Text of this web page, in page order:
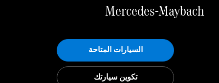
Mercedes-Maybach
السيارات المتاحة
تكوين سيارتك